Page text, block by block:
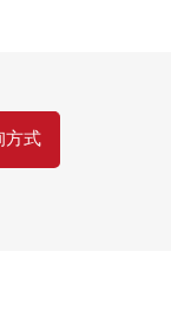
整栋写字楼、
出售，支
方式